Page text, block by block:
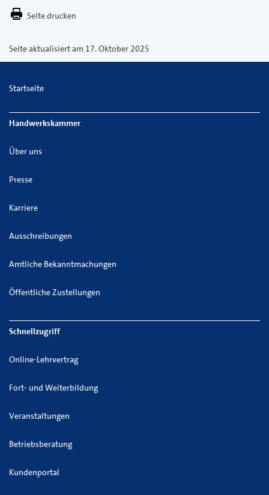
E-
versenden
Seite drucken
Seite aktualisiert am 17. Oktober 2025
Startseite
Handwerkskammer
Über uns
Presse
Karriere
Ausschreibungen
Amtliche Bekanntmachungen
Öffentliche Zustellungen
Schnellzugriff
Online-Lehrvertrag
Fort- und Weiterbildung
Veranstaltungen
Betriebsberatung
Kundenportal